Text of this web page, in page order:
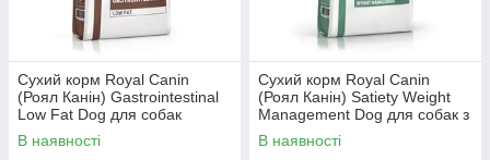
Сухий корм Royal Canin
(Роял Канін) Gastrointestinal
Low Fat Dog для собак
схильних до повноти при
порушеннях травлення 12 кг
В наявності
Сухий корм Royal Canin
(Роял Канін) Satiety Weight
Management Dog для собак з
надмірною вагою 12 кг
В наявності